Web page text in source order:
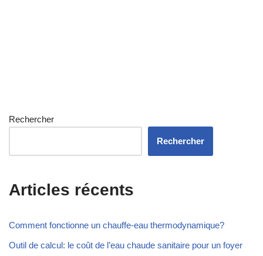
Rechercher
Rechercher
Articles récents
Comment fonctionne un chauffe-eau thermodynamique?
Outil de calcul: le coût de l’eau chaude sanitaire pour un foyer